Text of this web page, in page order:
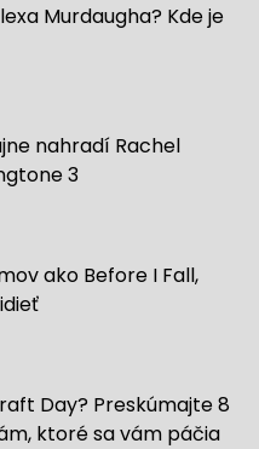
Murdaugha? Kde je
nahradí Rachel
3
ako Before I Fall,
Day? Preskúmajte 8
ktoré sa vám páčia